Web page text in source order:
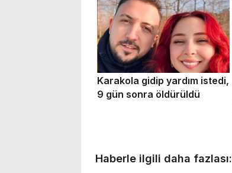
Haberle ilgili daha fazlası: